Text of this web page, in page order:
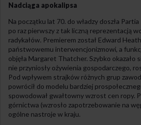
Nadciąga apokalipsa
Na początku lat 70. do władzy doszła
po raz pierwszy z tak liczną reprezentacją
radykałów. Premierem został Edward
państwowemu interwencjonizmowi, a
objęła Margaret Thatcher. Szybko okazało
nie przyniosły ożywienia gospodarczego,
Pod wpływem strajków różnych grup
powrócił do modelu bardziej
spowodował gwałtowny wzrost cen ropy.
górnictwa (wzrosło zapotrzebowanie na
ogólne nastroje w kraju.